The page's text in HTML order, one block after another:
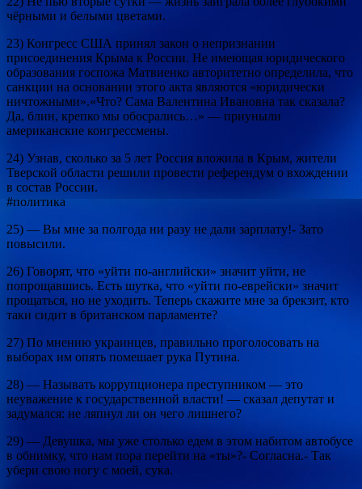
чёрными и белыми цветами.
23) Конгресс США принял закон о непризнании
присоединения Крыма к России. Не имеющая юридического
образования госпожа Матвиенко авторитетно определила, что
санкции на основании этого акта являются «юридически
ничтожными».«Что? Сама Валентина Ивановна так сказала?
Да, блин, крепко мы обосрались…» — приуныли
американские конгрессмены.
24) Узнав, сколько за 5 лет Россия вложила в Крым, жители
Тверской области решили провести референдум о вхождении
в состав России.
#политика
25) — Вы мне за полгода ни разу не дали зарплату!- Зато
повысили.
26) Говорят, что «уйти по-английски» значит уйти, не
попрощавшись. Есть шутка, что «уйти по-еврейски» значит
прощаться, но не уходить. Теперь скажите мне за брекзит, кто
таки сидит в британском парламенте?
27) По мнению украинцев, правильно проголосовать на
выборах им опять помешает рука Путина.
28) — Называть коррупционера преступником — это
неуважение к государственной власти! — сказал депутат и
задумался: не ляпнул ли он чего лишнего?
29) — Девушка, мы уже столько едем в этом набитом автобусе
в обнимку, что нам пора перейти на «ты»?- Согласна.- Так
убери свою ногу с моей, сука.